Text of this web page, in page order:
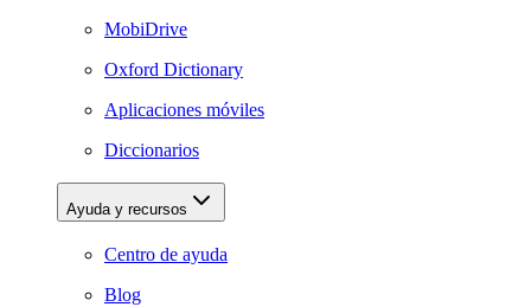
MobiDrive
Oxford Dictionary
Aplicaciones móviles
Diccionarios
Ayuda y recursos
Centro de ayuda
Blog